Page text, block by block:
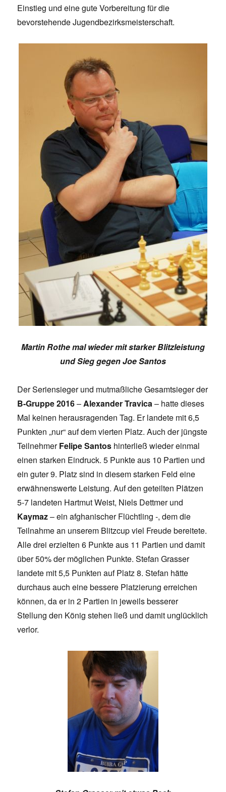
Einstieg und eine gute Vorbereitung für die
bevorstehende Jugendbezirksmeisterschaft.
Martin Rothe mal wieder mit starker Blitzleistung
und Sieg gegen Joe Santos
Der Seriensieger und mutmaßliche Gesamtsieger der
B-Gruppe 2016–Alexander Travica– hatte dieses
Mal keinen herausragenden Tag. Er landete mit 6,5
Punkten „nur“ auf dem vierten Platz. Auch der jüngste
TeilnehmerFelipe Santos hinterließ wieder einmal
einen starken Eindruck. 5 Punkte aus 10 Partien und
ein guter 9. Platz sind in diesem starken Feld eine
erwähnenswerte Leistung. Auf den geteilten Plätzen
5-7 landeten Hartmut Weist, Niels Dettmer und
Kaymaz– ein afghanischer Flüchtling -, dem die
Teilnahme an unserem Blitzcup viel Freude bereitete.
Alle drei erzielten 6 Punkte aus 11 Partien und damit
über 50% der möglichen Punkte. Stefan Grasser
landete mit 5,5 Punkten auf Platz 8. Stefan hätte
durchaus auch eine bessere Platzierung erreichen
können, da er in 2 Partien in jeweils besserer
Stellung den König stehen ließ und damit unglücklich
verlor.